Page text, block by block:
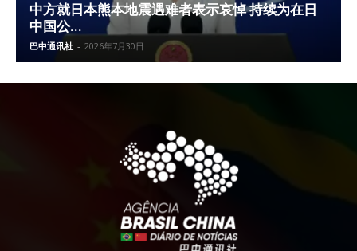
中方就日本熊本地震遇难者表示哀悼 持续为在日
中国公...
巴中通讯社 - 2026年7月30日